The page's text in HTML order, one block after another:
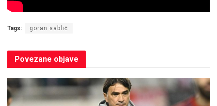
Tags: goran sablić
Povezane objave